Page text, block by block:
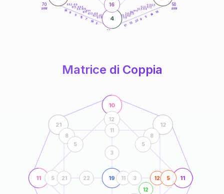
50
anni
60
70
anni
51-52,5
52,5-53,5
53,5-54
56-57,5
57,5-58,5
58,5-59
61-62,5
62,5-63,5
63,5-64
66-67,5
67,5-68,5
68,5-69
19
14
5
9
22
13
17
5
19
7
15
5
8
19
4
16
55anni
65anni
Matrice di Coppia
11
10
11
19
21 12
12
12
5
12
5
21
11
11 3
22
3
8
5
8
5